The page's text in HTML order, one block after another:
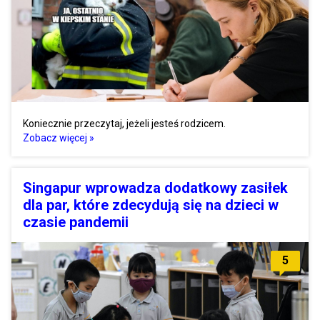
Koniecznie przeczytaj, jeżeli jesteś rodzicem.
Zobacz więcej »
Singapur wprowadza dodatkowy zasiłek
dla par, które zdecydują się na dzieci w
czasie pandemii
5